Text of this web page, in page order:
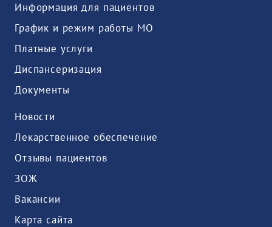
Информация для пациентов
График и режим работы МО
Платные услуги
Диспансеризация
Документы
Новости
Лекарственное обеспечение
Отзывы пациентов
ЗОЖ
Вакансии
Карта сайта